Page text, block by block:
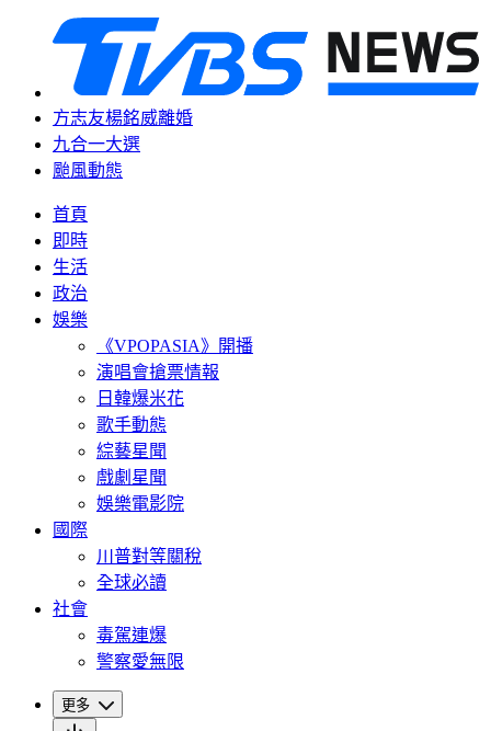
方志友楊銘威離婚
九合一大選
颱風動態
首頁
即時
生活
政治
娛樂
《VPOPASIA》開播
演唱會搶票情報
日韓爆米花
歌手動態
綜藝星聞
戲劇星聞
娛樂電影院
國際
川普對等關稅
全球必讀
社會
毒駕連爆
警察愛無限
更多